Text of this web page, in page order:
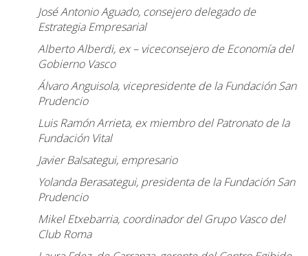
José Antonio Aguado, consejero delegado de
Estrategia Empresarial
Alberto Alberdi, ex – viceconsejero de Economía del
Gobierno Vasco
Álvaro Anguisola, vicepresidente de la Fundación San
Prudencio
Luis Ramón Arrieta, ex miembro del Patronato de la
Fundación Vital
Javier Balsategui, empresario
Yolanda Berasategui, presidenta de la Fundación San
Prudencio
Mikel Etxebarria, coordinador del Grupo Vasco del
Club Roma